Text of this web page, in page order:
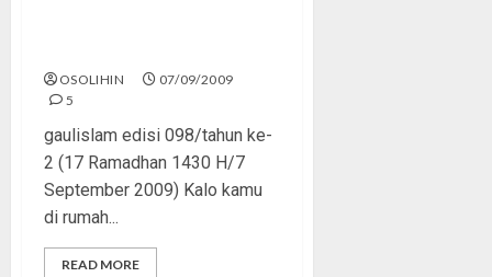
OSOLIHIN
07/09/2009
5
gaulislam edisi 098/tahun ke-
2 (17 Ramadhan 1430 H/7
September 2009) Kalo kamu
di rumah...
READ MORE